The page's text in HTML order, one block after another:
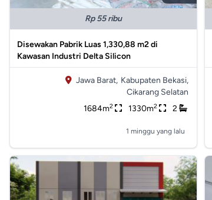
Rp 55 ribu
Disewakan Pabrik Luas 1,330,88 m2 di
Kawasan Industri Delta Silicon
Jawa Barat, Kabupaten Bekasi,
Cikarang Selatan
1684m2 1330m2 2
1 minggu yang lalu